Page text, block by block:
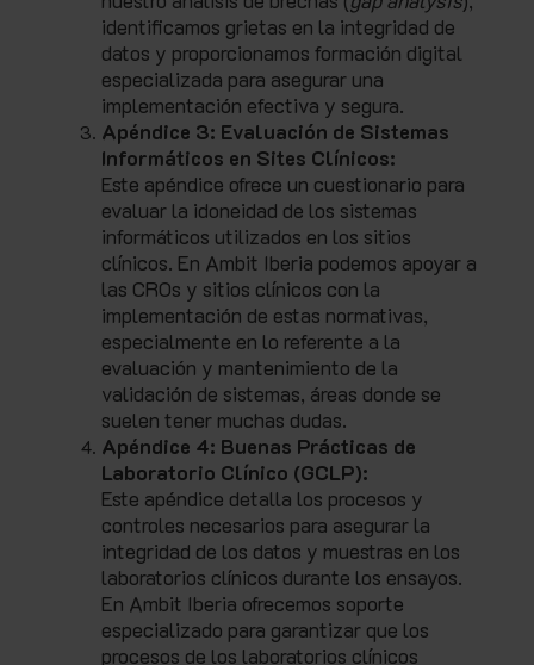
identificamos grietas en la integridad de
datos y proporcionamos formación digital
especializada para asegurar una
implementación efectiva y segura.
Apéndice 3: Evaluación de Sistemas
Informáticos en Sites Clínicos:
Este apéndice ofrece un cuestionario para
evaluar la idoneidad de los sistemas
informáticos utilizados en los sitios
clínicos. En Ambit Iberia podemos apoyar a
las CROs y sitios clínicos con la
implementación de estas normativas,
especialmente en lo referente a la
evaluación y mantenimiento de la
validación de sistemas, áreas donde se
suelen tener muchas dudas.
Apéndice 4: Buenas Prácticas de
Laboratorio Clínico (GCLP):
Este apéndice detalla los procesos y
controles necesarios para asegurar la
integridad de los datos y muestras en los
laboratorios clínicos durante los ensayos.
En Ambit Iberia ofrecemos soporte
especializado para garantizar que los
procesos de los laboratorios clínicos